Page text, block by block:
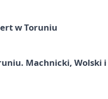
w Toruniu
Machnicki, Wolski i